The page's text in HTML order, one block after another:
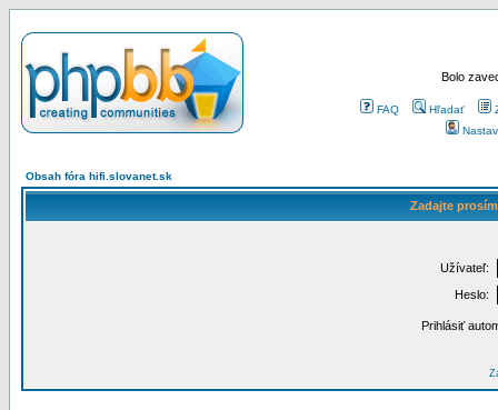
Bolo
FAQ Hľadať
Obsah fóra hifi.slovanet.sk
Zadajte
Užívateľ:
Heslo:
Prihlásiť